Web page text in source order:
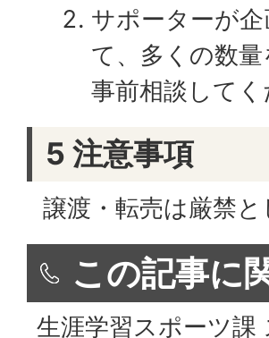
サポーターが
て、多くの数
事前相談してく
5 注意事項
譲渡・転売は厳禁と
この記事に
生涯学習スポーツ課